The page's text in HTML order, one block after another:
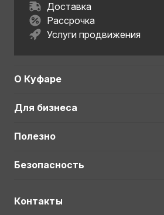
Доставка
Рассрочка
Услуги продвижения
О Куфаре
Для бизнеса
Полезно
Безопасность
Контакты